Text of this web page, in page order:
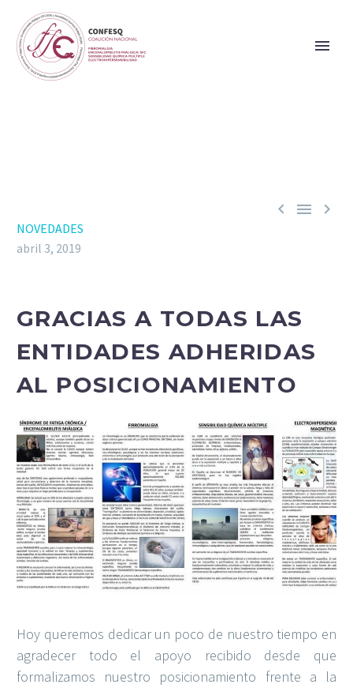
  
NOVEDADES
abril 3, 2019
GRACIAS A TODAS LAS
ENTIDADES ADHERIDAS
AL POSICIONAMIENTO
Hoy queremos dedicar un poco de nuestro tiempo en
agradecer todo el apoyo recibido desde que
formalizamos nuestro posicionamiento frente a la